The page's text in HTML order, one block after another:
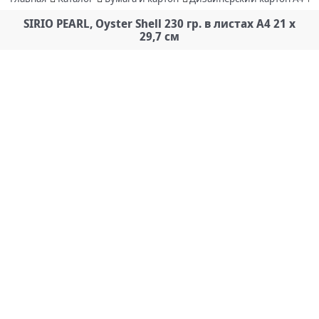
SIRIO PEARL, Oyster Shell 230 гр. в листах A4 21 x
29,7 см